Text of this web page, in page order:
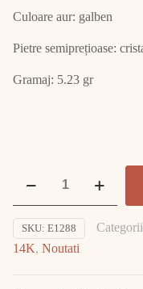
Culoare aur: galben
Pietre semiprețioase:
Gramaj: 5.23 gr
14K
5.23gr
SKU: E1288
14K, Noutati